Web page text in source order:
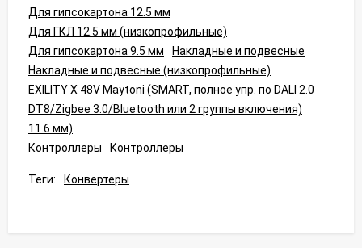
Для гипсокартона 12.5 мм
Для ГКЛ 12.5 мм (низкопрофильные)
Для гипсокартона 9.5 мм
Накладные и подвесные
Накладные и подвесные (низкопрофильные)
EXILITY X 48V Maytoni (SMART, полное упр. по DALI 2.0
DT8/Zigbee 3.0/Bluetooth или 2 группы включения)
11.6 мм)
Контроллеры
Контроллеры
Теги: Конвертеры